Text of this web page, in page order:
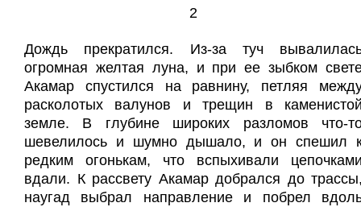
2
Дождь прекратился. Из-за туч
огромная желтая луна, и при ее зыбком
Акамар спустился на равнину, петляя
расколотых валунов и трещин в
земле. В глубине широких разломов что-
шевелилось и шумно дышало, и он спешил
редким огонькам, что вспыхивали
вдали. К рассвету Акамар добрался до
наугад выбрал направление и побрел